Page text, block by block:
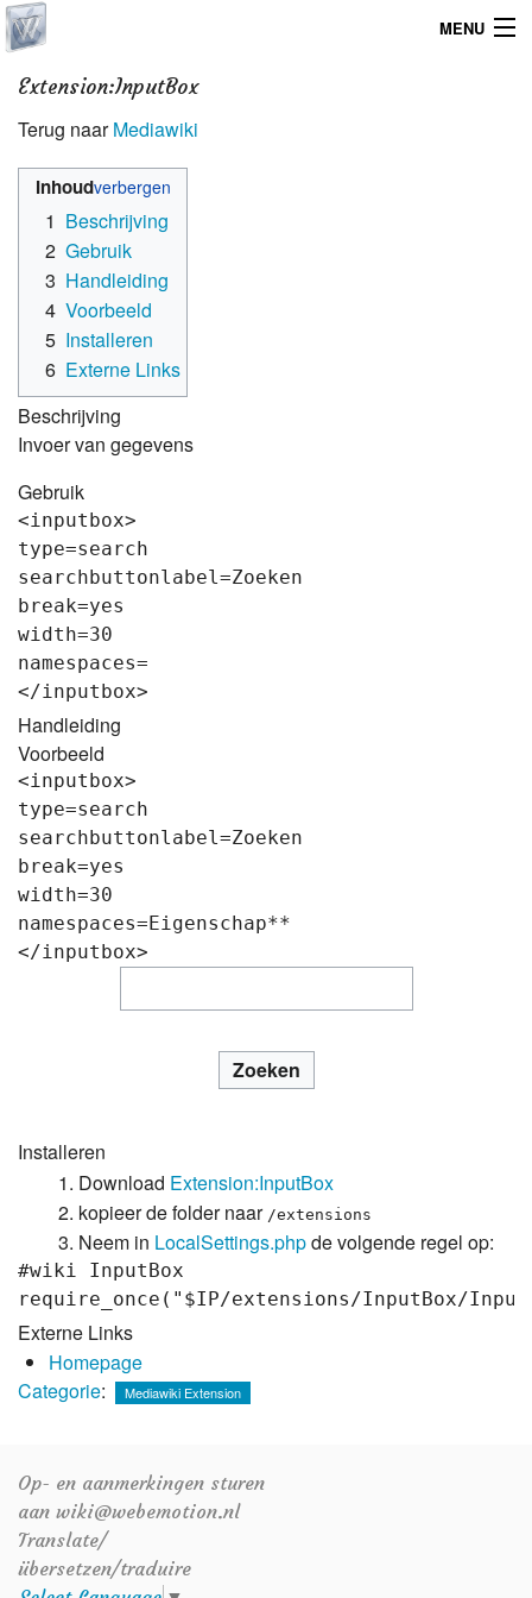
MENU
Home
Graphicdesign
Webdesign
Operating System
Extension:InputBox
Terug naarMediawiki
Inhoud
1 Beschrijving
2 Gebruik
3 Handleiding
4 Voorbeeld
5 Installeren
6 Externe Links
Beschrijving
Invoer van gegevens
Gebruik
<inputbox>
type=search
searchbuttonlabel=Zoeken
break=yes
width=30
namespaces=
Handleiding
Voorbeeld
<inputbox>
type=search
searchbuttonlabel=Zoeken
break=yes
width=30
namespaces=Eigenschap**
Installeren
Download Extension:InputBox
kopieer de folder naar /extensions
Neem in LocalSettings.phpde volgende regel op:
#wiki InputBox
Externe Links
Homepage
Categorie: Mediawiki Extension
Op- en aanmerkingen sturen
aan wiki@webemotion.nl
Translate/
übersetzen/traduire